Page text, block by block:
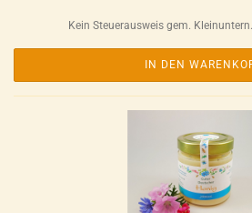
Kein Steuerausweis gem.
IN DEN